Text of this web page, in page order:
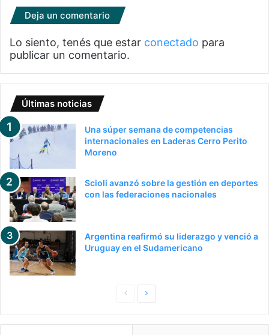
Deja un comentario
Lo siento, tenés que estar conectado para
publicar un comentario.
Últimas noticias
Una súper semana de competencias
internacionales en Laderas Cerro Perito
Moreno
Scioli avanzó sobre la gestión en deportes
con las federaciones nacionales
Argentina reafirmó su liderazgo y venció a
Uruguay en el Sudamericano
PaginaSiguiente